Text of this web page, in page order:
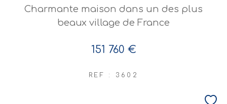
Charmante maison dans un des plus
beaux village de France
151 760 €
REF : 3602